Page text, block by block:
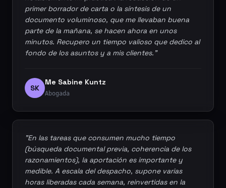
primer borrador de carta o la síntesis de un
documento voluminoso, que me llevaban buena
parte de la mañana, se hacen ahora en unos
minutos. Recupero un tiempo valioso que dedico al
fondo de los asuntos y a mis clientes."
SK
Me Sabine Kuntz
Abogada
"En las tareas que consumen mucho tiempo
(búsqueda documental previa, coherencia de los
razonamientos), la aportación es importante y
medible. A escala del despacho, supone varias
horas liberadas cada semana, reinvertidas en la